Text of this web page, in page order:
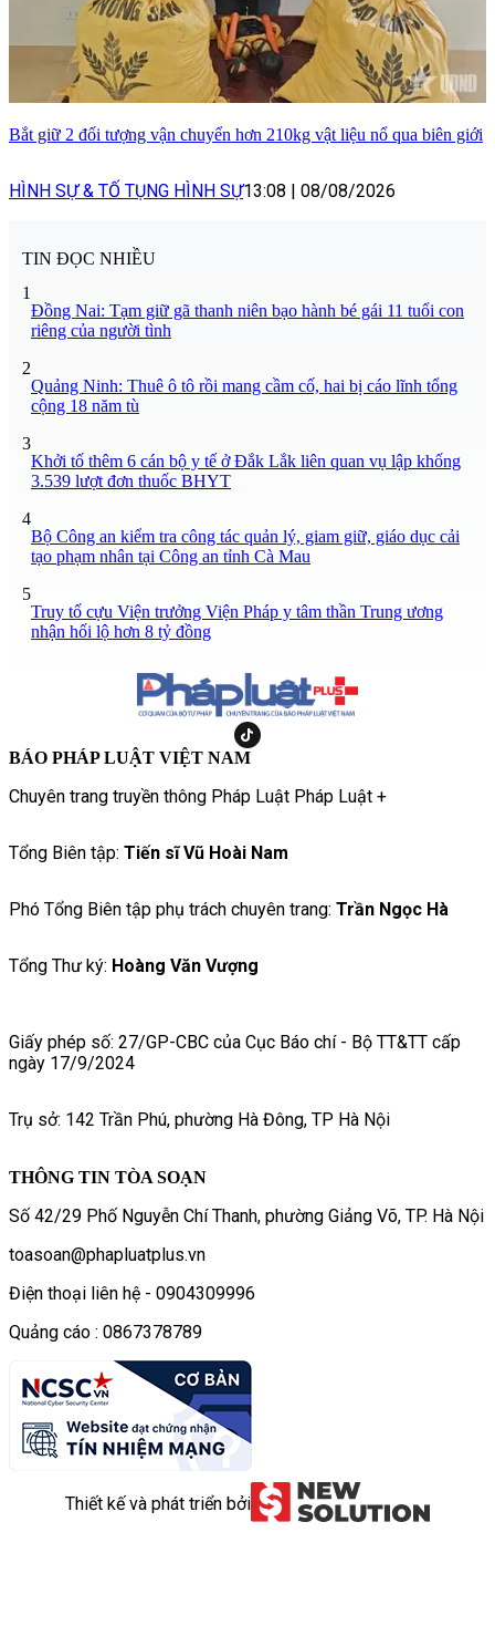
Bắt giữ 2 đối tượng vận chuyển hơn 210kg vật liệu nổ qua biên giới
HÌNH SỰ & TỐ TỤNG HÌNH SỰ13:08 08/08/2026
TIN ĐỌC NHIỀU
1
Đồng Nai: Tạm giữ gã thanh niên bạo hành bé gái 11 tuổi con
riêng của người tình
2
Quảng Ninh: Thuê ô tô rồi mang cầm cố, hai bị cáo lĩnh tổng
cộng 18 năm tù
3
Khởi tố thêm 6 cán bộ y tế ở Đắk Lắk liên quan vụ lập khống
3.539 lượt đơn thuốc BHYT
4
Bộ Công an kiểm tra công tác quản lý, giam giữ, giáo dục cải
tạo phạm nhân tại Công an tỉnh Cà Mau
5
Truy tố cựu Viện trưởng Viện Pháp y tâm thần Trung ương
nhận hối lộ hơn 8 tỷ đồng
BÁO PHÁP LUẬT VIỆT NAM
Chuyên trang truyền thông Pháp Luật Pháp Luật +
Tổng Biên tập: Tiến sĩ Vũ Hoài Nam
Phó Tổng Biên tập phụ trách chuyên trang: Trần Ngọc Hà
Tổng Thư ký: Hoàng Văn Vượng
Giấy phép số: 27/GP-CBC của Cục Báo chí - Bộ TT&TT cấp
ngày 17/9/2024
Trụ sở: 142 Trần Phú, phường Hà Đông, TP Hà Nội
THÔNG TIN TÒA SOẠN
Số 42/29 Phố Nguyễn Chí Thanh, phường Giảng Võ, TP. Hà Nội
toasoan@phapluatplus.vn
Điện thoại liên hệ - 0904309996
Quảng cáo : 0867378789
Thiết kế và phát triển bởi